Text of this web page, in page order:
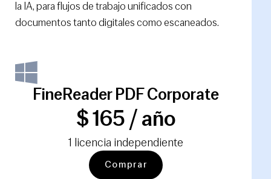
la IA, para flujos de trabajo unificados con
documentos tanto digitales como escaneados.
FineReader PDF Corporate
$ 165 / año
1 licencia independiente
Comprar